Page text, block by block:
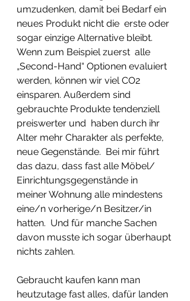
umzudenken, damit bei Bedarf ein
neues Produkt nicht die  erste oder
sogar einzige Alternative bleibt.
Wenn zum Beispiel zuerst  alle
„Second-Hand“ Optionen evaluiert
werden, können wir viel CO2
einsparen. Außerdem sind
gebrauchte Produkte tendenziell
preiswerter und  haben durch ihr
Alter mehr Charakter als perfekte,
neue Gegenstände.  Bei mir führt
das dazu, dass fast alle Möbel/
Einrichtungsgegenstände in
meiner Wohnung alle mindestens
eine/n vorherige/n Besitzer/in
hatten.  Und für manche Sachen
davon musste ich sogar überhaupt
nichts zahlen.
Gebraucht kaufen kann man
heutzutage fast alles, dafür landen